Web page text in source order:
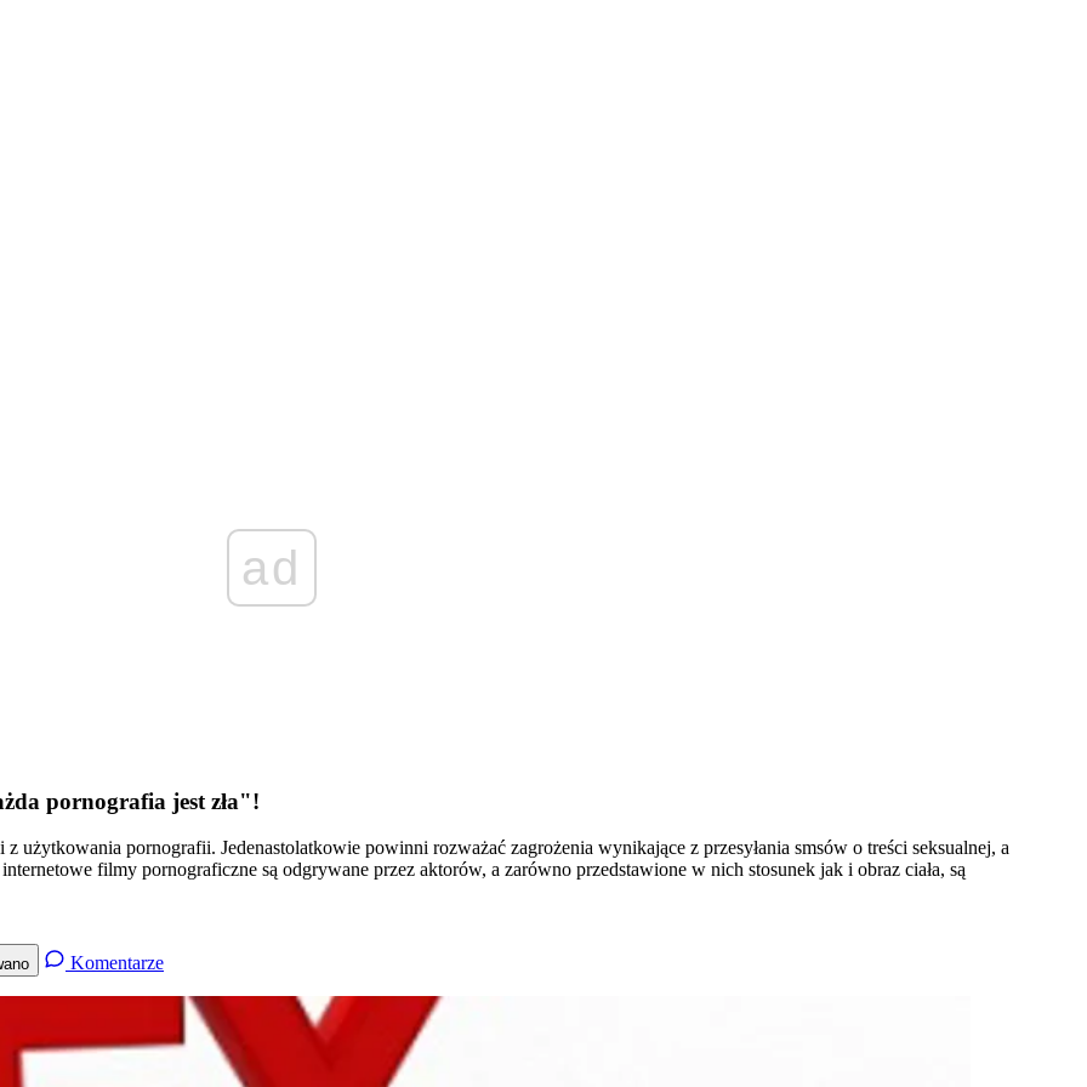
ad
pornografia jest zła"!
pornografii. Jedenastolatkowie powinni rozważać zagrożenia wynikające z przesyłania smsów o treści seksualnej, a
filmy pornograficzne są odgrywane przez aktorów, a zarówno przedstawione w nich stosunek jak i obraz ciała, są
Komentarze